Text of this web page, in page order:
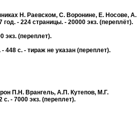
Н. Раевском, С. Воронине, Е. Носове, А.
- 224 страницы. - 20000 экз. (переплёт).
экз. (переплет).
с. - тираж не указан (переплет).
П.Н. Врангель, А.П. Кутепов, М.Г.
- 7000 экз. (переплет).